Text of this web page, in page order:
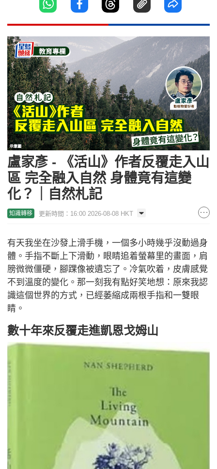
盧家彥 - 《活山》作者反覆走入山
區 完全融入自然 身體竟有這變
化？｜自然札記
知識轉移 更新時間：16:00 2026-08-08 HKT
有天我坐在沙發上滑手機，一個多小時幾乎沒動過身
體。手指不斷上下滑動，眼睛追着螢幕里的畫面，肩
膀微微僵硬，腳踝像被遺忘了。冷氣吹着，皮膚感覺
不到溫度的變化。那一刻我有點好笑地想：原來我認
識這個世界的方式，已經萎縮成兩根手指和一雙眼
睛。
數十年來反覆走進凱恩戈姆山